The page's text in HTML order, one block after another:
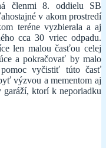
členmi 8. oddielu SB
v akom prostredí
teréne vyzbierala a aj
cca 30 vriec odpadu.
len malou časťou celej
a pokračovať by malo
vyčistiť túto časť
výzvou a mementom aj
ktorí k neporiadku